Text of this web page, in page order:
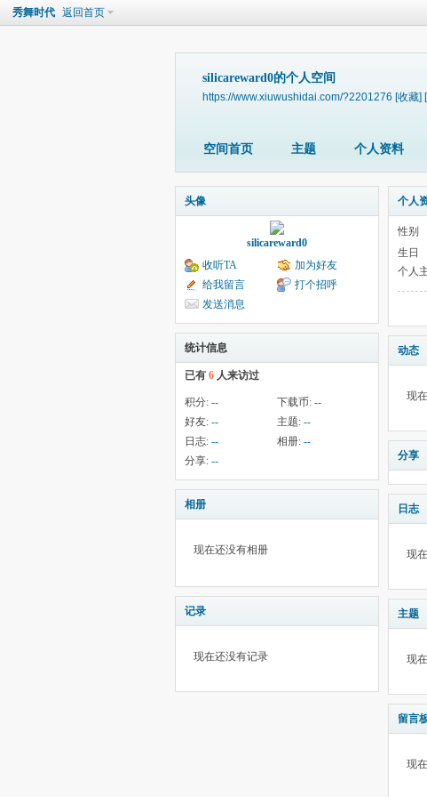
秀舞时代 返回首页
silicareward0的个人空间
https://www.xiuwushidai.com/?2201276 [收藏]
空间首页 主题 个人资料
头像
silicareward0
收听TA
加为好友
给我留言
打个招呼
发送消息
统计信息
已有 6 人来访过
积分: -- 下载币: --
好友: -- 主题: --
日志: -- 相册: --
分享: --
相册
现在还没有相册
记录
现在还没有记录
个人
性别
生日
个人
动态
现
分享
日志
现
主题
现
留言
现